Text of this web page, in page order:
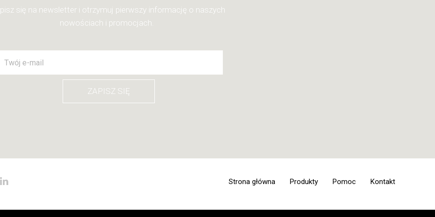
się na newsletter i otrzymuj pierwszy informację o naszych
nowościach i promocjach.
ZAPISZ SIĘ
Strona główna Produkty Pomoc Kontakt